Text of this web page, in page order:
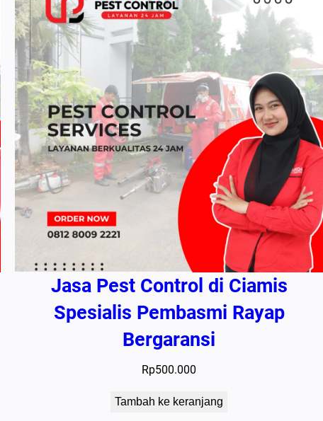
Jasa Pest Control di Ciamis
Spesialis Pembasmi Rayap
Bergaransi
Rp500.000
Tambah ke keranjang